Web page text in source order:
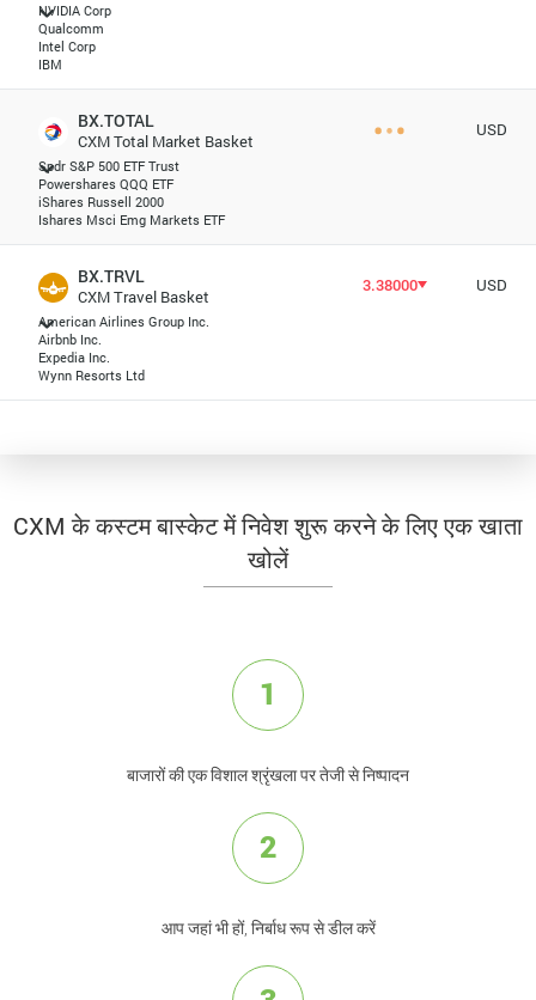
NVIDIA Corp
Qualcomm
Intel Corp
IBM
BX.TOTAL
CXM Total Market Basket
Spdr S&P 500 ETF Trust
Powershares QQQ ETF
iShares Russell 2000
Ishares Msci Emg Markets ETF
USD
BX.TRVL
CXM Travel Basket
American Airlines Group Inc.
Airbnb Inc.
Expedia Inc.
Wynn Resorts Ltd
3.38000 USD
CXM के कस्टम बास्केट में निवेश शुरू करने के लिए एक खाता
खोलें
1
बाजारों की एक विशाल श्रृंखला पर तेजी से निष्पादन
2
आप जहां भी हों, निर्बाध रूप से डील करें